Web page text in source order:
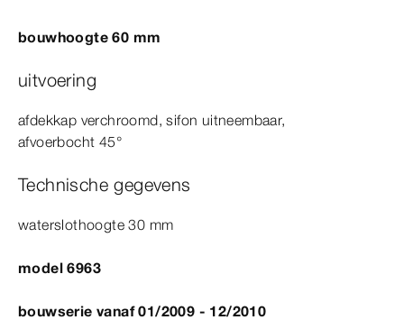
bouwhoogte 60 mm
uitvoering
afdekkap verchroomd, sifon uitneembaar,
afvoerbocht 45°
Technische gegevens
waterslothoogte 30 mm
model 6963
bouwserie vanaf 01/2009 - 12/2010